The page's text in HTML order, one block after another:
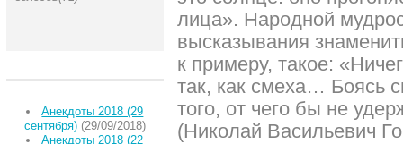
Анекдоты 2018 (29
сентября)(29/09/2018)
Анекдоты 2018 (22
лица». Народной
высказывания
к примеру, такое:
так, как смеха… Боясь
того, от чего бы не
(Николай Васильевич